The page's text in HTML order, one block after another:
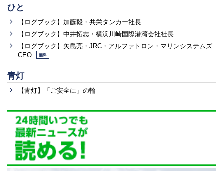
ひと
【ログブック】加藤毅・共栄タンカー社長
【ログブック】中井拓志・横浜川崎国際港湾会社社長
【ログブック】矢島亮・JRC・アルファトロン・マリンシステムズ
CEO
無料
青灯
【青灯】「ご安全に」の輪